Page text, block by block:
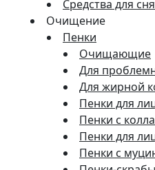
Средства для
Очищение
Пенки
Очищающие
Для
Для жирной
Пенки для
Пенки с
Пенки для
Пенки с